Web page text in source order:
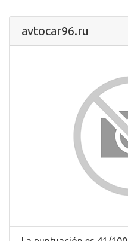
avtocar96.ru